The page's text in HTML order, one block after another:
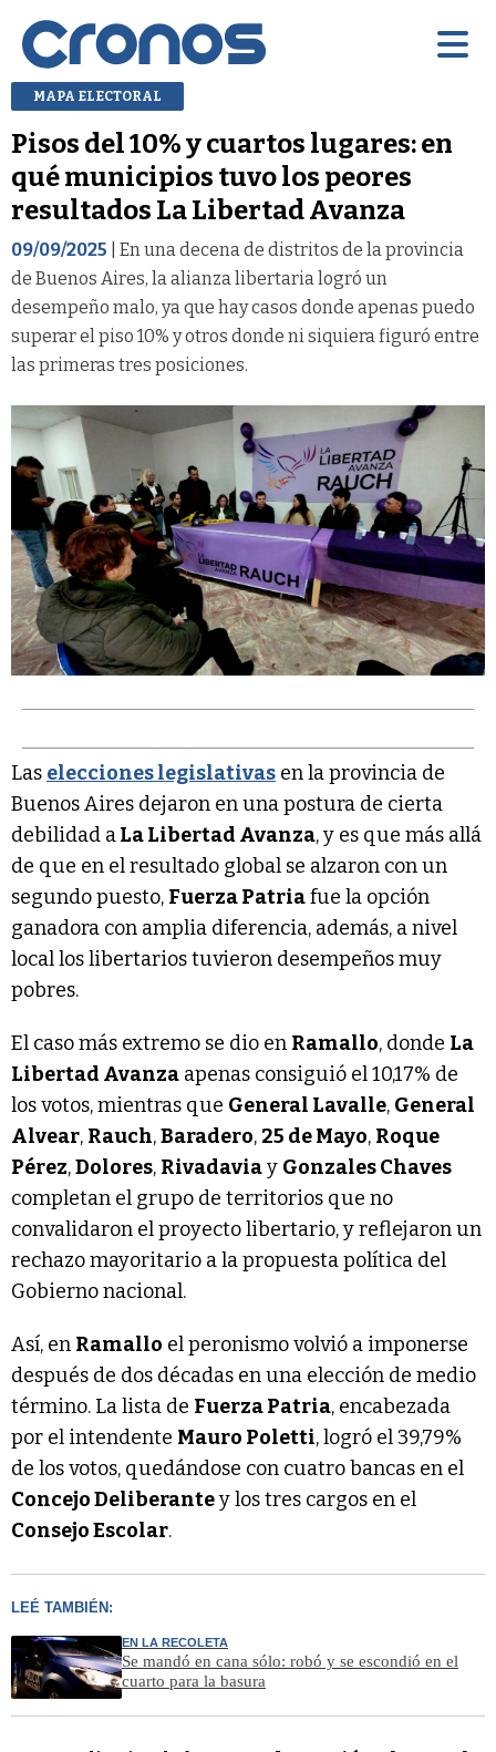
MAPA ELECTORAL
Pisos del 10% y cuartos lugares: en
qué municipios tuvo los peores
resultados La Libertad Avanza
09/09/2025 | En una decena de distritos de la provincia
de Buenos Aires, la alianza libertaria logró un
desempeño malo, ya que hay casos donde apenas puedo
superar el piso 10% y otros donde ni siquiera figuró entre
las primeras tres posiciones.
Las elecciones legislativas en la provincia de
Buenos Aires dejaron en una postura de cierta
debilidad aLa Libertad Avanza, y es que más allá
de que en el resultado global se alzaron con un
segundo puesto, Fuerza Patriafue la opción
ganadora con amplia diferencia, además, a nivel
local los libertarios tuvieron desempeños muy
pobres.
El caso más extremo se dio en Ramallo, donde La
Libertad Avanza apenas consiguió el 10,17% de
los votos, mientras que General Lavalle, General
Alvear, Rauch,Baradero, 25 de Mayo, Roque
Pérez,Dolores, Rivadaviay Gonzales Chaves
completan el grupo de territorios que no
convalidaron el proyecto libertario, y reflejaron un
rechazo mayoritario a la propuesta política del
Gobierno nacional.
Así, en Ramallo el peronismo volvió a imponerse
después de dos décadas en una elección de medio
término. La lista de Fuerza Patria, encabezada
por el intendente Mauro Poletti, logró el 39,79%
de los votos, quedándose con cuatro bancas en el
Concejo Deliberantey los tres cargos en el
Consejo Escolar.
LEÉ TAMBIÉN:
EN LA RECOLETA
Se mandó en cana sólo: robó y se escondió en el
cuarto para la basura